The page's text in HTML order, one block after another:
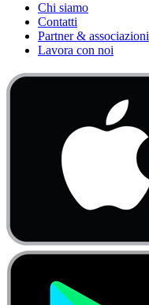
Chi siamo
Contatti
Partner & associazioni
Lavora con noi